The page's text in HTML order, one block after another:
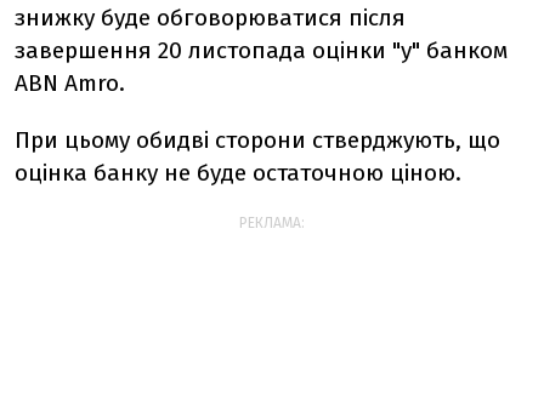
знижку буде обговорюватися після
завершення 20 листопада оцінки "у" банком
ABN Amro.
При цьому обидві сторони стверджують, що
оцінка банку не буде остаточною ціною.
РЕКЛАМА: